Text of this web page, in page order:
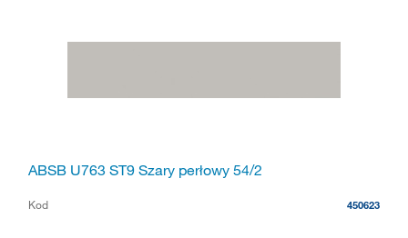
ABSB U763 ST9 Szary perłowy 54/2
Kod 450623